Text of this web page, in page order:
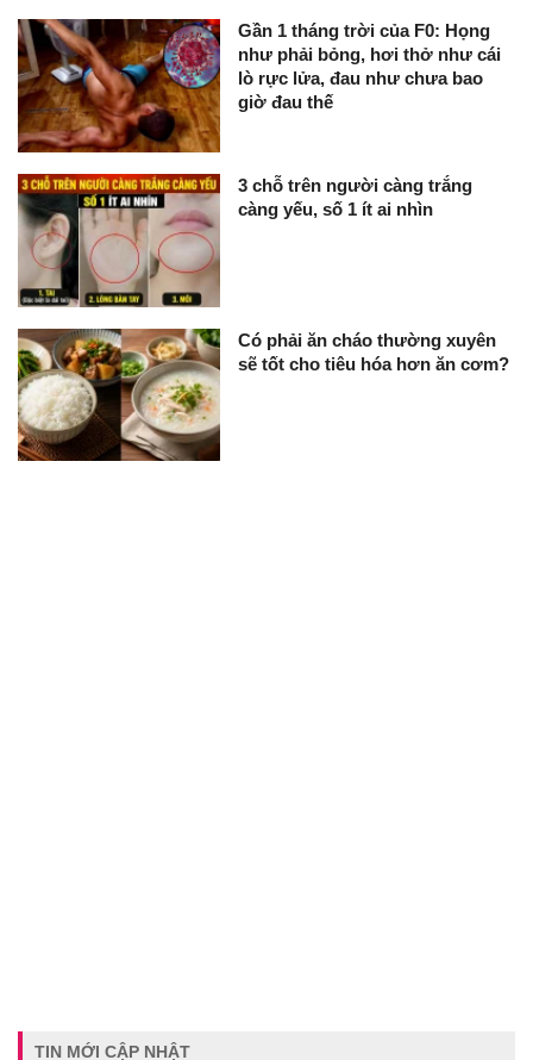
Gần 1 tháng trời của F0: Họng
như phải bỏng, hơi thở như cái
lò rực lửa, đau như chưa bao
giờ đau thế
3 chỗ trên người càng trắng
càng yếu, số 1 ít ai nhìn
Có phải ăn cháo thường xuyên
sẽ tốt cho tiêu hóa hơn ăn cơm?
TIN MỚI CẬP NHẬT